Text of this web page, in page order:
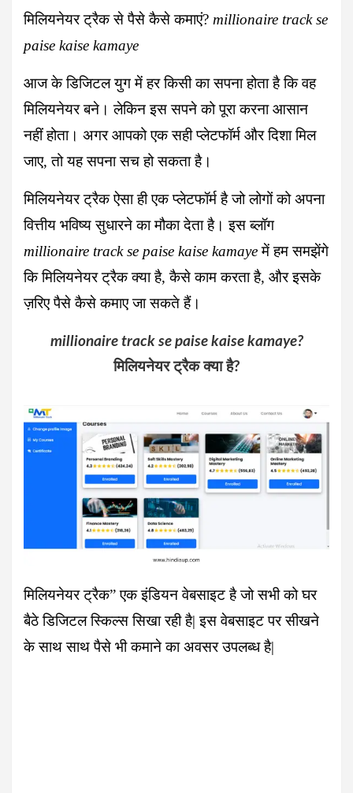
मिलियनेयर ट्रैक से पैसे कैसे कमाएं? millionaire track se
paise kaise kamaye
आज के डिजिटल युग में हर किसी का सपना होता है कि वह
मिलियनेयर बने। लेकिन इस सपने को पूरा करना आसान
नहीं होता। अगर आपको एक सही प्लेटफॉर्म और दिशा मिल
जाए, तो यह सपना सच हो सकता है।
मिलियनेयर ट्रैक ऐसा ही एक प्लेटफॉर्म है जो लोगों को अपना
वित्तीय भविष्य सुधारने का मौका देता है। इस ब्लॉग
millionaire track se paise kaise kamayeमें हम समझेंगे
कि मिलियनेयर ट्रैक क्या है, कैसे काम करता है, और इसके
ज़रिए पैसे कैसे कमाए जा सकते हैं।
millionaire track se paise kaise kamaye?
मिलियनेयर ट्रैक क्या है?
मिलियनेयर ट्रैक” एक इंडियन वेबसाइट है जो सभी को घर
बैठे डिजिटल स्किल्स सिखा रही है| इस वेबसाइट पर सीखने
के साथ साथ पैसे भी कमाने का अवसर उपलब्ध है|